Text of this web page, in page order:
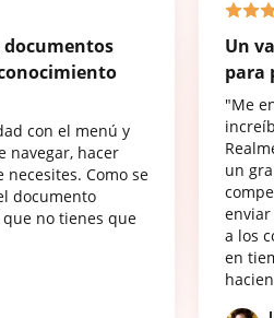
con el menú y
navegar, hacer
Como se
documento
no tienes que
Un
para
"Me
un
a los
en